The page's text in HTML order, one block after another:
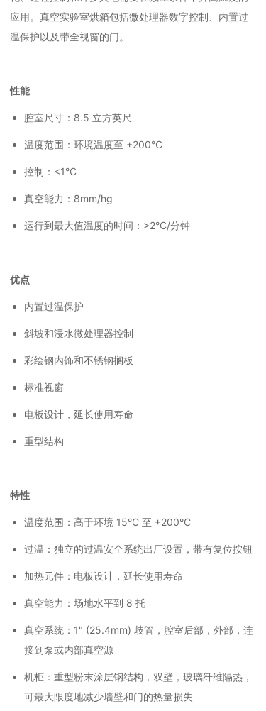
应用。真空实验室烘箱包括微处理器数字控制、内置过
温保护以及带全视窗的门。
性能
腔室尺寸：8.5 立方英尺
温度范围：环境温度至 +200°C
控制：<1°C
真空能力：8mm/hg
运行到最大值温度的时间：>2°C/分钟
优点
内置过温保护
斜坡和浸水微处理器控制
彩绘钢内饰和不锈钢搁板
标准视窗
电板设计，延长使用寿命
重型结构
特性
温度范围：高于环境 15°C 至 +200°C
过温：独立的过温安全系统出厂设置，带有复位按钮
加热元件：电板设计，延长使用寿命
真空能力：场地水平到 8 托
真空系统：1" (25.4mm) 歧管，腔室后部，外部，连
接到泵或内部真空源
机柜：重型粉末涂层钢结构，双壁，玻璃纤维隔热，
可最大限度地减少墙壁和门的热量损失